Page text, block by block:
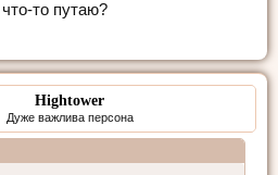
то путаю?
Hightower
Дуже важлива персона